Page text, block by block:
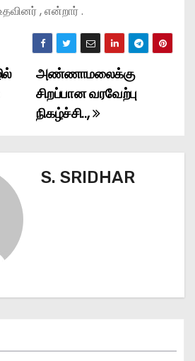
, என்றார் .
அண்ணாமலைக்கு
சிறப்பான வரவேற்பு
நிகழ்ச்சி..,
S. SRIDHAR